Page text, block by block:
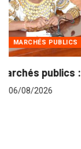
plus...